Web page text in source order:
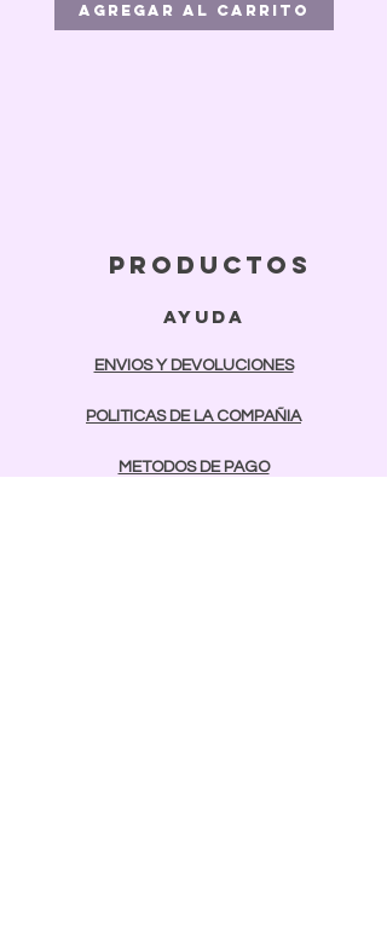
Agregar al carrito
productos
ayuda
ENVIOS Y DEVOLUCIONES
POLITICAS DE LA COMPAÑIA
METODOS DE PAGO